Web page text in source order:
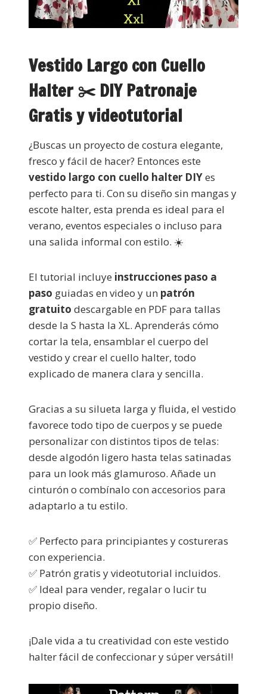
Vestido Largo con Cuello
Halter ✂️ DIY Patronaje
Gratis y videotutorial
¿Buscas un proyecto de costura elegante,
fresco y fácil de hacer? Entonces este
vestido largo con cuello halter DIYes
perfecto para ti. Con su diseño sin mangas y
escote halter, esta prenda es ideal para el
verano, eventos especiales o incluso para
una salida informal con estilo. ☀️
El tutorial incluye instrucciones paso a
paso guiadas en video y un patrón
gratuito descargable en PDF para tallas
desde la S hasta la XL. Aprenderás cómo
cortar la tela, ensamblar el cuerpo del
vestido y crear el cuello halter, todo
explicado de manera clara y sencilla.
Gracias a su silueta larga y fluida, el vestido
favorece todo tipo de cuerpos y se puede
personalizar con distintos tipos de telas:
desde algodón ligero hasta telas satinadas
para un look más glamuroso. Añade un
cinturón o combínalo con accesorios para
adaptarlo a tu estilo.
✅ Perfecto para principiantes y costureras
con experiencia.
✅ Patrón gratis y videotutorial incluidos.
✅ Ideal para vender, regalar o lucir tu
propio diseño.
¡Dale vida a tu creatividad con este vestido
halter fácil de confeccionar y súper versátil!